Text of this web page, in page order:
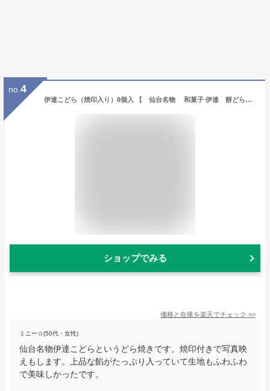
no. 4
伊達こどら（焼印入り）8個入 【 仙台名物 和菓子 伊達 餅どら こどら 和スイーツ プチギフト 贈り物 お土産 家紋焼印 どら焼 詰合せ 小倉 ずんだ餅 宮城県 こだまのどら焼 お取り寄せ プチギフト 2000円以下 手土産 】
ショップでみる
価格と在庫を楽天でチェック >>
ミニー☆(50代・女性)
仙台名物伊達こどらというどら焼きです。焼印付きで写真映
えもします。上品な餡がたっぷり入っていて生地もふわふわ
で美味しかったです。